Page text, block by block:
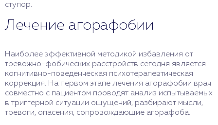
ступор.
Лечение агорафобии
Наиболее эффективной методикой избавления от
тревожно-фобических расстройств сегодня является
когнитивно-поведенческая психотерапевтическая
коррекция. На первом этапе лечения агорафобии врач
совместно с пациентом проводят анализ испытываемых
в триггерной ситуации ощущений, разбирают мысли,
тревоги, опасения, сопровождающие агорафоба.